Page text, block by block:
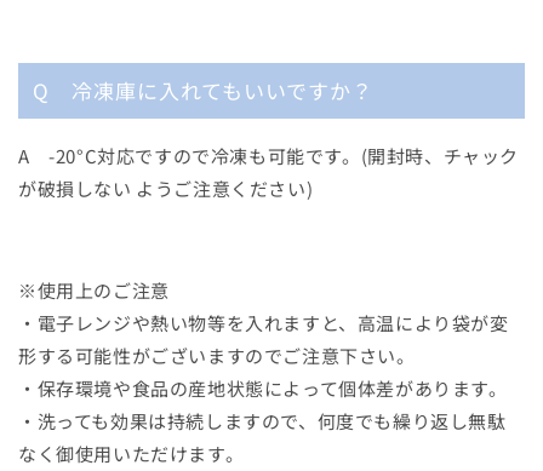
Q 冷凍庫に入れてもいいですか？
A-20°C対応ですので冷凍も可能です。(開封時、チャック
が破損しない ようご注意ください)
※使用上のご注意
・電子レンジや熱い物等を入れますと、高温により袋が変
形する可能性がございますのでご注意下さい。
・保存環境や食品の産地状態によって個体差があります。
・洗っても効果は持続しますので、何度でも繰り返し無駄
なく御使用いただけます。